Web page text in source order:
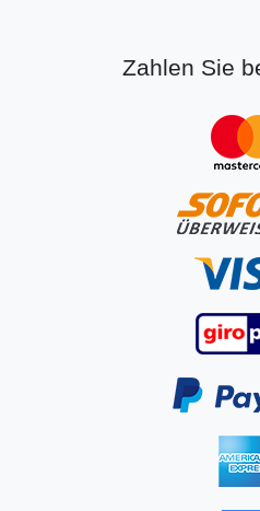
Zahlen Sie